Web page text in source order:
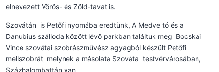
elnevezett Vörös- és Zöld-tavat is.
Szovátán is Petőfi nyomába eredtünk, A Medve tó és a
Danubius szálloda között lévő parkban találtuk meg Bocskai
Vince szovátai szobrászművész agyagból készült Petőfi
mellszobrát, melynek a másolata Szováta testvérvárosában,
Százhalombattán van.